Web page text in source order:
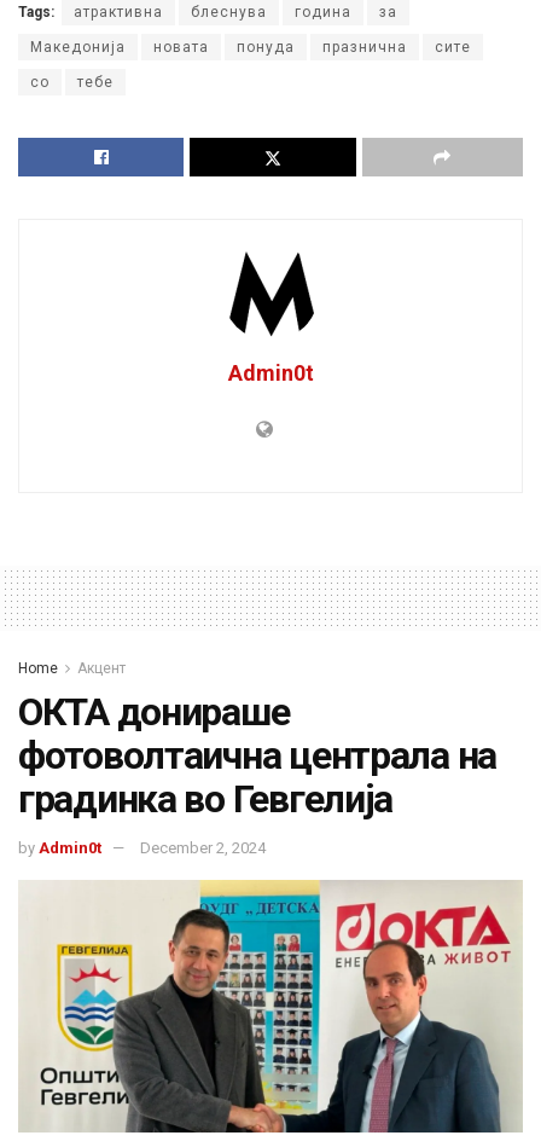
Tags: атрактивна блеснува година за
Македонија новата понуда празнична сите
со тебе
Admin0t
Home Акцент
ОКТА донираше
фотоволтаична централа на
градинка во Гевгелија
by Admin0t December 2, 2024